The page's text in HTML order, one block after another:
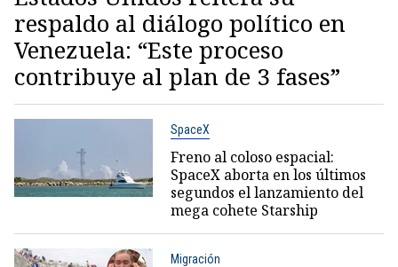
respaldo al diálogo político en
Venezuela: “Este proceso
contribuye al plan de 3 fases”
SpaceX
Freno al coloso espacial:
SpaceX aborta en los últimos
segundos el lanzamiento del
mega cohete Starship
Migración